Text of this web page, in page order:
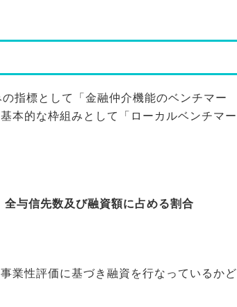
指標として「金融仲介機能のベンチマー
本的な枠組みとして「ローカルベンチマー
与信先数及び融資額に占める割合
業性評価に基づき融資を行なっているかど